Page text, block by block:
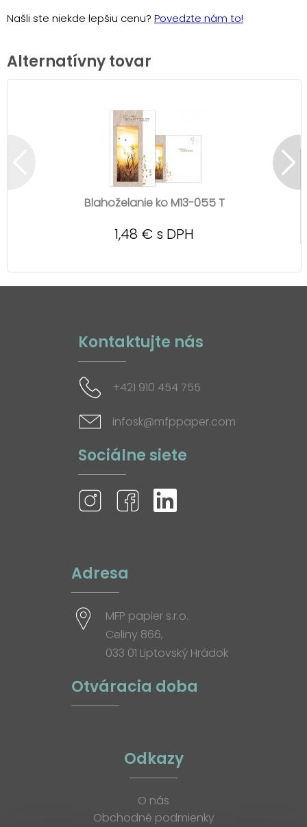
Našli ste niekde lepšiu cenu? Povedzte nám to!
Alternatívny tovar
Blahoželanie ko M13-055 T
1,48 € s DPH
Kontaktujte nás
+421 910 454 755
infosk@mfppaper.com
Sociálne siete
Adresa
MFP papier s.r.o.
Celiny 866,
033 01 Liptovský Hrádok
Otváracia doba
Odkazy
O nás
Obchodné podmienky